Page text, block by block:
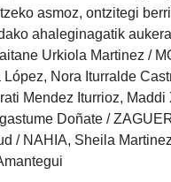
asmoz, ontzitegi
ahaleginagatik
Urkiola Martinez /
Nora Iturralde
Mendez Iturrioz, Maddi
Doñate /
/ NAHIA, Sheila